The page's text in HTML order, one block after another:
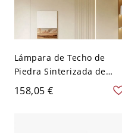
Lámpara de Techo de
Piedra Sinterizada de
Forma Regular con 1 Luz,
Pantalla de Lucite, LED,
158,05 €